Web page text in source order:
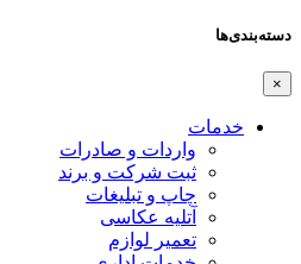
دسته‌بندی‌ها
×
خدمات
واردات و صادرات
ثبت شرکت و برند
چاپ و تبلیغات
آتلیه عکاسی
تعمیر لوازم